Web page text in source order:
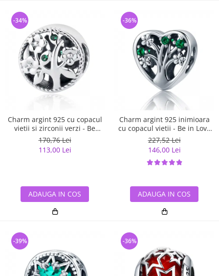
Charm argint 925 cu copacul
vietii si zirconii verzi - Be
Nature PST0059
170,76 Lei
113,00 Lei
-34%
ADAUGA IN COS
Charm argint 925 inimioara
cu copacul vietii - Be in Love
PST0105
227,52 Lei
146,00 Lei
-36%
ADAUGA IN COS
-39% -36%